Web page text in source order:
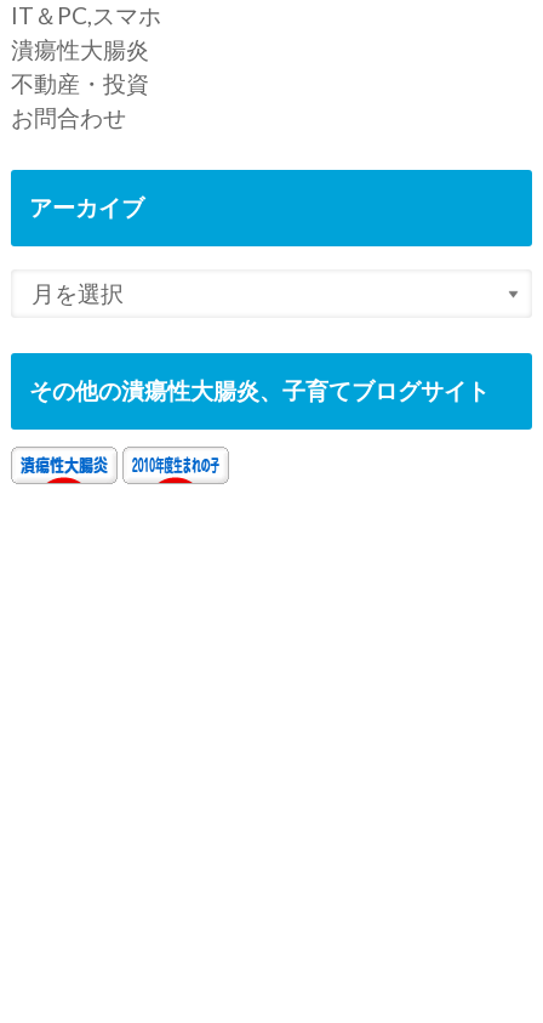
IT＆PC,スマホ
潰瘍性大腸炎
不動産・投資
お問合わせ
アーカイブ
その他の潰瘍性大腸炎、子育てブログサイト